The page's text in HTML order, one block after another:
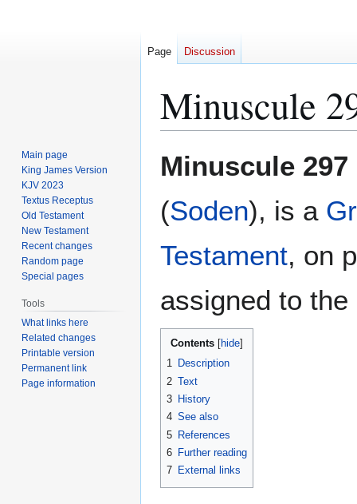
Minuscule
toto
Minuscule 297
(Soden), is a
Testament, on
assigned to
Contents
1 Description
2 Text
3 History
4 See also
5 References
6 Further reading
7 External links
Page Discussion
Main page
King James Version
KJV 2023
Textus Receptus
Old Testament
New Testament
Recent changes
Random page
Special pages
Tools
What links here
Related changes
Printable version
Permanent link
Page information